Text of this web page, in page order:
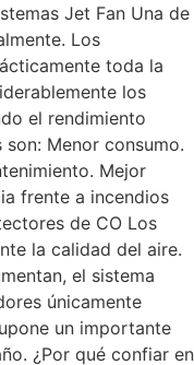
Jet Fan Una de
Los
toda la
los
el rendimiento
Menor consumo.
Mejor
frente a incendios
de CO Los
la calidad del aire.
el sistema
únicamente
un importante
¿Por qué confiar en